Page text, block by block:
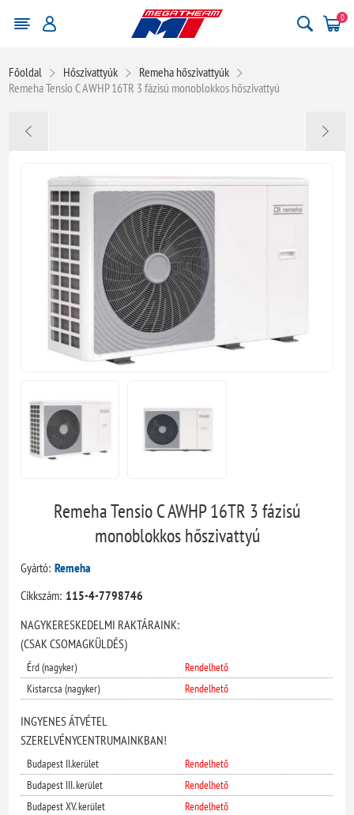
0
Főoldal Hőszivattyúk
Remeha hőszivattyúk
Remeha Tensio C AWHP 16TR 3 fázisú monoblokkos hőszivattyú
Remeha Tensio C AWHP 16TR 3 fázisú
monoblokkos hőszivattyú
Gyártó: Remeha
Cikkszám: 115-4-7798746
NAGYKERESKEDELMI RAKTÁRAINK:
(CSAK CSOMAGKÜLDÉS)
Érd (nagyker)
Rendelhető
Kistarcsa (nagyker)
Rendelhető
INGYENES ÁTVÉTEL
SZERELVÉNYCENTRUMAINKBAN!
Budapest II.kerület
Rendelhető
Budapest III. kerület
Rendelhető
Budapest XV. kerület
Rendelhető